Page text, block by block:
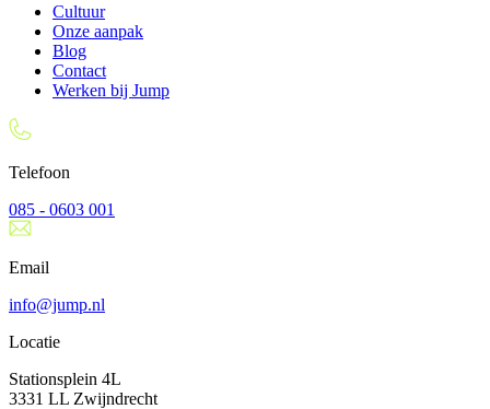
Cultuur
Onze aanpak
Blog
Contact
Werken bij Jump
Telefoon
085 - 0603 001
Email
info@jump.nl
Locatie
Stationsplein 4L
3331 LL Zwijndrecht